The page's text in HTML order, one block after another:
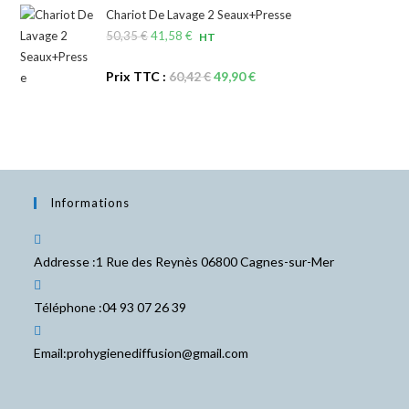
104,40 €.94,15 €.
était :
est :
Chariot De Lavage 2 Seaux+Presse
50,35€Le
initial
41,58€Le
actuel
HT
Prix TTC :60,42€Le
60,42 €.
49,90€Le
49,90 €.
Informations
Addresse :1 Rue des Reynès 06800 Cagnes-sur-Mer
Téléphone :04 93 07 26 39
Email:prohygienediffusion@gmail.com